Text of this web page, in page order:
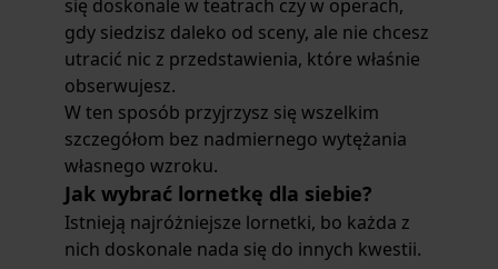
się doskonale w teatrach czy w operach,
gdy siedzisz daleko od sceny, ale nie chcesz
utracić nic z przedstawienia, które właśnie
obserwujesz.
W ten sposób przyjrzysz się wszelkim
szczegółom bez nadmiernego wytężania
własnego wzroku.
Jak wybrać lornetkę dla siebie?
Istnieją najróżniejsze lornetki, bo każda z
nich doskonale nada się do innych kwestii.